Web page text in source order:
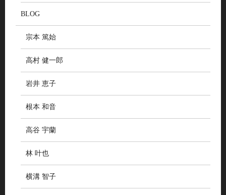
BLOG
宗本 篤始
高村 健一郎
岩井 恵子
根本 和音
高谷 宇蘭
林 叶也
横溝 智子